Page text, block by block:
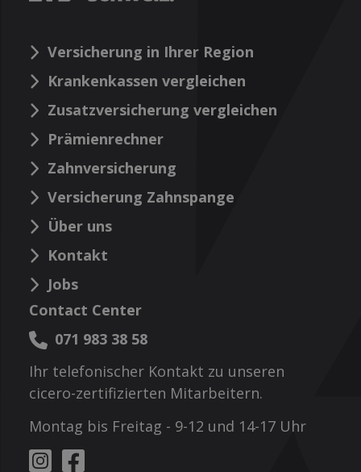
Versicherung in Ihrer Region
Krankenkassen vergleichen
Zusatzversicherung vergleichen
Prämienrechner
Zahnversicherung
Versicherung Zahnspange
Über uns
Kontakt
Jobs
Contact Center
071 983 38 58
Ihr telefonischer Kontakt zu unseren
cicero-zertifizierten Mitarbeitern.
Montag bis Freitag - 9-12 und 14-17 Uhr